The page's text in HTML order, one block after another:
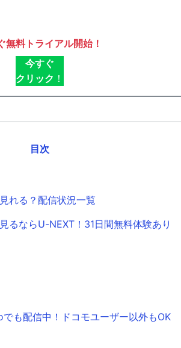
無料トライアル開始！
今すぐ
クリック ！
目次
れる？配信状況一覧
るならU-NEXT！31日間無料体験あり
も配信中！ドコモユーザー以外もOK